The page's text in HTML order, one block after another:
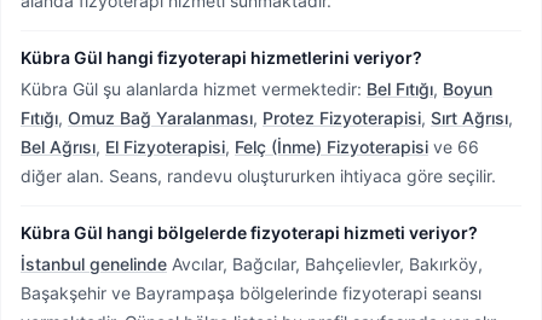
Kübra Gül hangi fizyoterapi hizmetlerini veriyor?
Kübra Gül şu alanlarda hizmet vermektedir: Bel Fıtığı, Boyun
Fıtığı, Omuz Bağ Yaralanması, Protez Fizyoterapisi, Sırt Ağrısı,
Bel Ağrısı, El Fizyoterapisi, Felç (İnme) Fizyoterapisi ve 66
diğer alan. Seans, randevu oluştururken ihtiyaca göre seçilir.
Kübra Gül hangi bölgelerde fizyoterapi hizmeti veriyor?
İstanbul genelinde Avcılar, Bağcılar, Bahçelievler, Bakırköy,
Başakşehir ve Bayrampaşa bölgelerinde fizyoterapi seansı